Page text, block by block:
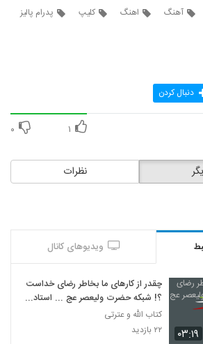
آهنگ اهنگ کلیپ
پدرام پالیز
دنبال کردن
۱ ۰
نظرات
ویدیوهای کانال
۰۳:۱۹
چقدر از کارهای ما بخاطر رضای خداست
؟! شبکه حضرت ولیعصر عج ... استاد
حسینی قزوینی
کتاب الله و عترتی
۲۲ بازدید